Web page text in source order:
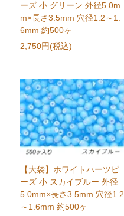
ーズ 小 グリーン 外径5.0m
m×長さ3.5mm 穴径1.2～1.
6mm 約500ヶ
2,750円(税込)
【大袋】ホワイトハーツビ
ーズ 小 スカイブルー 外径
5.0mm×長さ3.5mm 穴径1.2
～1.6mm 約500ヶ